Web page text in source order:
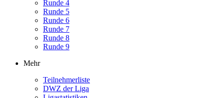
Runde 4
Runde 5
Runde 6
Runde 7
Runde 8
Runde 9
Mehr
Teilnehmerliste
DWZ der Liga